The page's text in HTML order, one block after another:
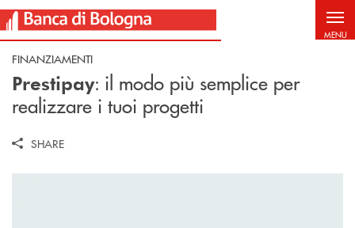
Salta al contenuto principale
MENU
FINANZIAMENTI
Prestipay: il modo più semplice per
realizzare i tuoi progetti
SHARE